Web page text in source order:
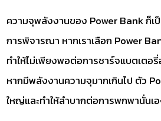
ความจุพลังงานของ Power Bank ก็
การพิจารณา หากเราเลือก Power
ทำให้ไม่เพียงพอต่อการชาร์จแบตเตอ
หากมีพลังงานความจุมากเกินไป ตัว
ใหญ่และทำให้ลำบากต่อการพกพานั่นเ